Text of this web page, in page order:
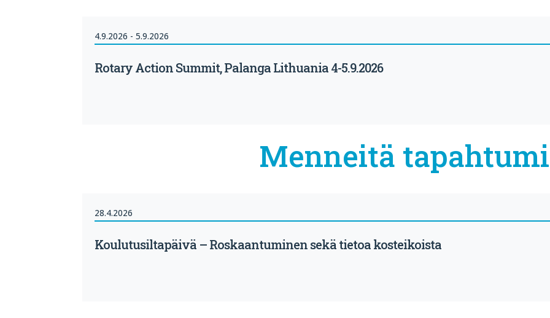
4.9.2026 - 5.9.2026
Rotary Action Summit, Palanga Lithuania 4-5.9.2026
Menneitä
28.4.2026
Koulutusiltapäivä – Roskaantuminen sekä tietoa kosteikoista